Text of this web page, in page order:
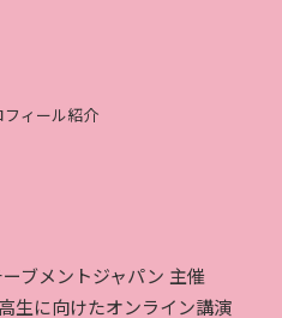
フィール紹介
ブメントジャパン 主催
生に向けたオンライン講演